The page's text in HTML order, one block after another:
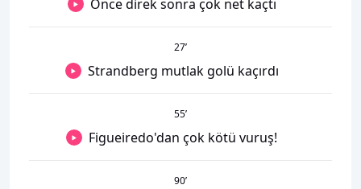
Önce direk sonra çok net kaçtı
27’
Strandberg mutlak golü kaçırdı
55’
Figueiredo'dan çok kötü vuruş!
90’